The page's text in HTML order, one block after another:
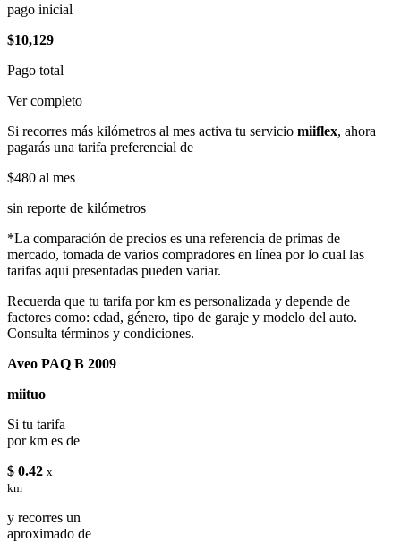
pago inicial
$10,129
Pago total
Ver completo
Si recorres más kilómetros al mes activa tu servicio miiflex, ahora
pagarás una tarifa preferencial de
$480 al mes
sin reporte de kilómetros
*La comparación de precios es una referencia de primas de
mercado, tomada de varios compradores en línea por lo cual las
tarifas aqui presentadas pueden variar.
Recuerda que tu tarifa por km es personalizada y depende de
factores como: edad, género, tipo de garaje y modelo del auto.
Consulta términos y condiciones.
Aveo PAQ B 2009
miituo
Si tu tarifa
por km es de
$ 0.42 x
km
y recorres un
aproximado de